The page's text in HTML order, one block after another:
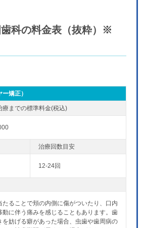
科の料金表（抜粋）※
矯正）
12-24回
ることで頬の内側に傷がついたり、口内
動に伴う痛みを感じることもあります。歯
を妨げる癖があった場合、虫歯や歯周病の